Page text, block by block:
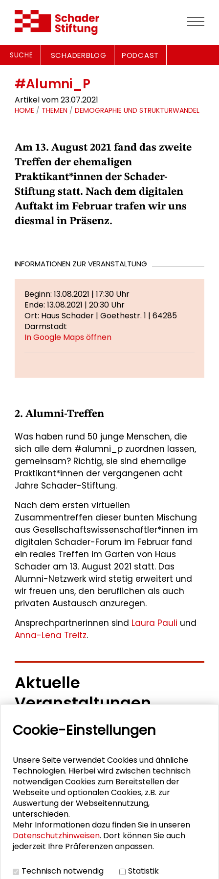
SUCHE SCHADERBLOG PODCAST
#Alumni_P
Artikel vom 23.07.2021
HOME / THEMEN / DEMOGRAPHIE UND STRUKTURWANDEL
Am 13. August 2021 fand das zweite
Treffen der ehemaligen
Praktikant*innen der Schader-
Stiftung statt. Nach dem digitalen
Auftakt im Februar trafen wir uns
diesmal in Präsenz.
INFORMATIONEN ZUR VERANSTALTUNG
Beginn: 13.08.2021 | 17:30 Uhr
Ende: 13.08.2021 | 20:30 Uhr
Ort: Haus Schader | Goethestr. 1 | 64285
Darmstadt
In Google Maps öffnen
2. Alumni-Treffen
Was haben rund 50 junge Menschen, die
sich alle dem #alumni_p zuordnen lassen,
gemeinsam? Richtig, sie sind ehemalige
Praktikant*innen der vergangenen acht
Jahre Schader-Stiftung.
Nach dem ersten virtuellen
Zusammentreffen dieser bunten Mischung
aus Gesellschaftswissenschaftler*innen im
digitalen Schader-Forum im Februar fand
ein reales Treffen im Garten von Haus
Schader am 13. August 2021 statt. Das
Alumni-Netzwerk wird stetig erweitert und
wir freuen uns, den beruflichen als auch
privaten Austausch anzuregen.
Ansprechpartnerinnen sind Laura Pauli und
Anna-Lena Treitz.
Aktuelle
Veranstaltungen
11. Internationale Waldkunstkonferenz
Schlüsseltexte für die Wirtschaft von morgen
Zusammen mehr erreichen – Zukunftsbündnis im
Dialog
Schader-Festival 2026
25. Runder Tisch Wissenschaftsstadt Darmstadt
Cookie-Einstellungen
Unsere Seite verwendet Cookies und ähnliche
Technologien. Hierbei wird zwischen technisch
notwendigen Cookies zum Bereitstellen der
Webseite und optionalen Cookies, z.B. zur
Auswertung der Webseitennutzung,
unterschieden.
Mehr Informationen dazu finden Sie in unseren
Datenschutzhinweisen. Dort können Sie auch
jederzeit Ihre Präferenzen anpassen.
Technisch notwendig Statistik